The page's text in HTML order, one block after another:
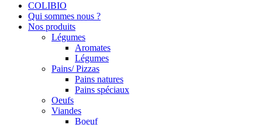
COLIBIO
Qui sommes nous ?
Nos produits
Légumes
Aromates
Légumes
Pains/ Pizzas
Pains natures
Pains spéciaux
Oeufs
Viandes
Boeuf